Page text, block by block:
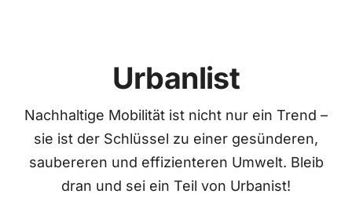
Urbanlist
Nachhaltige Mobilität ist nicht nur ein Trend –
sie ist der Schlüssel zu einer gesünderen,
saubereren und effizienteren Umwelt. Bleib
dran und sei ein Teil von Urbanist!